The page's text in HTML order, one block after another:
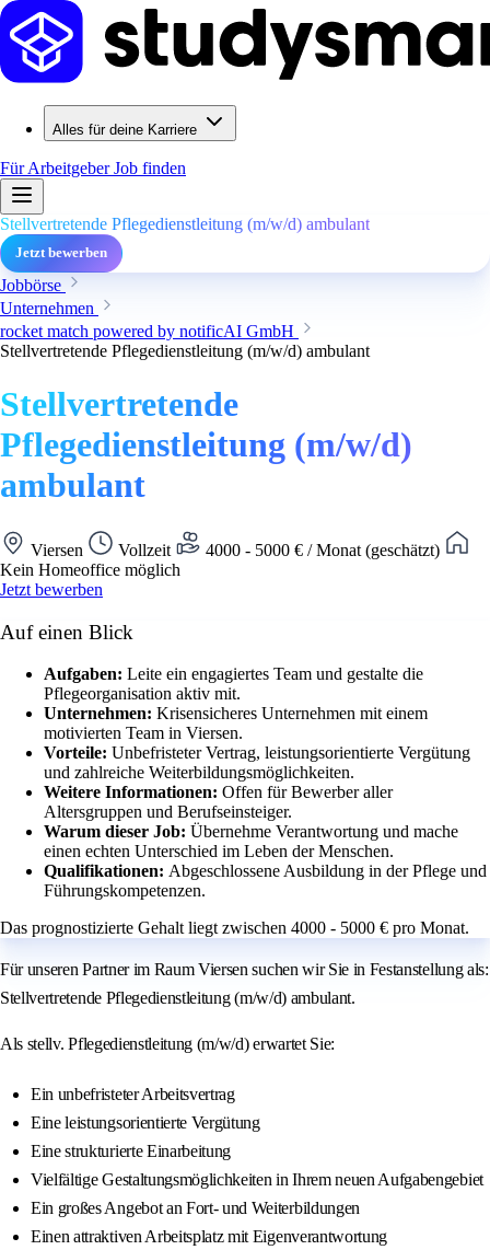
Alles für deine Karriere
Für ArbeitgeberJob finden
Stellvertretende Pflegedienstleitung (m/w/d) ambulant
Jetzt bewerben
Jobbörse
Unternehmen
rocket match powered by notificAI GmbH
Stellvertretende Pflegedienstleitung (m/w/d) ambulant
Stellvertretende
Pflegedienstleitung (m/w/d)
ambulant
Viersen Vollzeit
4000 - 5000 € / Monat (geschätzt)
Kein Homeoffice möglich
Jetzt bewerben
Auf einen Blick
Aufgaben: Leite ein engagiertes Team und gestalte die
Pflegeorganisation aktiv mit.
Unternehmen: Krisensicheres Unternehmen mit einem
motivierten Team in Viersen.
Vorteile: Unbefristeter Vertrag, leistungsorientierte Vergütung
und zahlreiche Weiterbildungsmöglichkeiten.
Weitere Informationen: Offen für Bewerber aller
Altersgruppen und Berufseinsteiger.
Warum dieser Job: Übernehme Verantwortung und mache
einen echten Unterschied im Leben der Menschen.
Qualifikationen: Abgeschlossene Ausbildung in der Pflege und
Führungskompetenzen.
Das prognostizierte Gehalt liegt zwischen 4000 - 5000 € pro Monat.
Für unseren Partner im Raum Viersen suchen wir Sie in Festanstellung als:
Stellvertretende Pflegedienstleitung (m/w/d) ambulant.
Als stellv. Pflegedienstleitung (m/w/d) erwartet Sie:
Ein unbefristeter Arbeitsvertrag
Eine leistungsorientierte Vergütung
Eine strukturierte Einarbeitung
Vielfältige Gestaltungsmöglichkeiten in Ihrem neuen Aufgabengebiet
Ein großes Angebot an Fort- und Weiterbildungen
Einen attraktiven Arbeitsplatz mit Eigenverantwortung